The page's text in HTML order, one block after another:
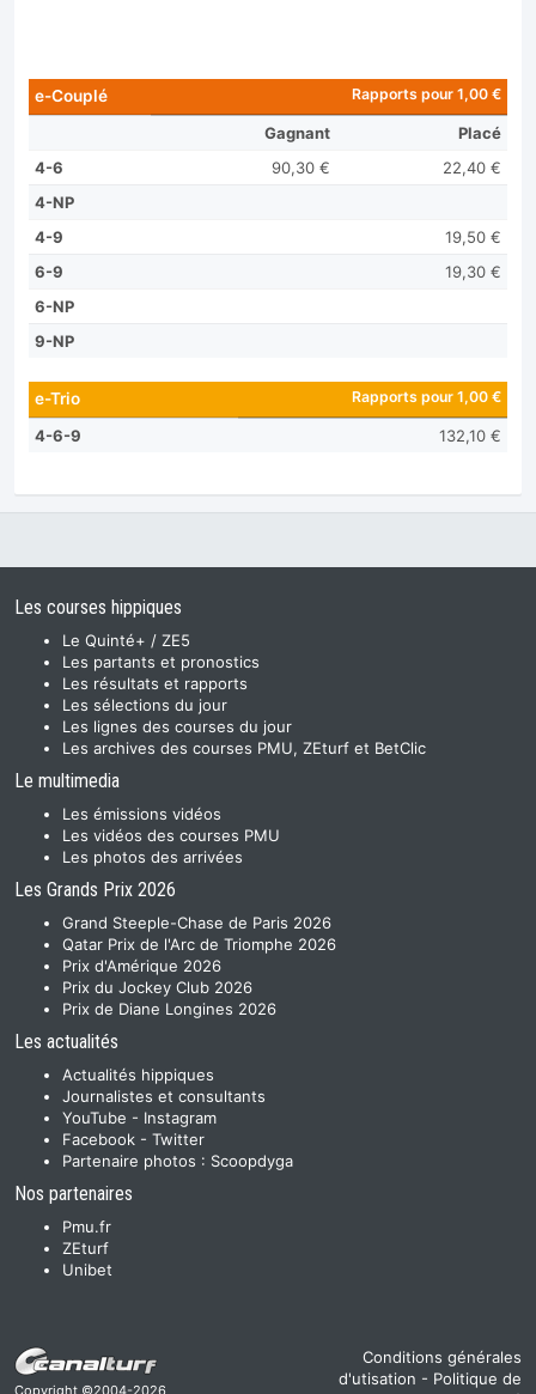
e-Couplé Rapports pour 1,00 €
Gagnant
Placé
4-6
90,30 €
22,40 €
4-NP
4-9
19,50 €
6-9
19,30 €
6-NP
9-NP
e-Trio Rapports pour 1,00 €
4-6-9 132,10 €
Les courses hippiques
Le Quinté+ / ZE5
Les partants et pronostics
Les résultats et rapports
Les sélections du jour
Les lignes des courses du jour
Les archives des courses PMU, ZEturf et BetClic
Le multimedia
Les émissions vidéos
Les vidéos des courses PMU
Les photos des arrivées
Les Grands Prix 2026
Grand Steeple-Chase de Paris 2026
Qatar Prix de l'Arc de Triomphe 2026
Prix d'Amérique 2026
Prix du Jockey Club 2026
Prix de Diane Longines 2026
Les actualités
Actualités hippiques
Journalistes et consultants
YouTube - Instagram
Facebook - Twitter
Partenaire photos : Scoopdyga
Nos partenaires
Pmu.fr
ZEturf
Unibet
Conditions générales
d'utisation - Politique de